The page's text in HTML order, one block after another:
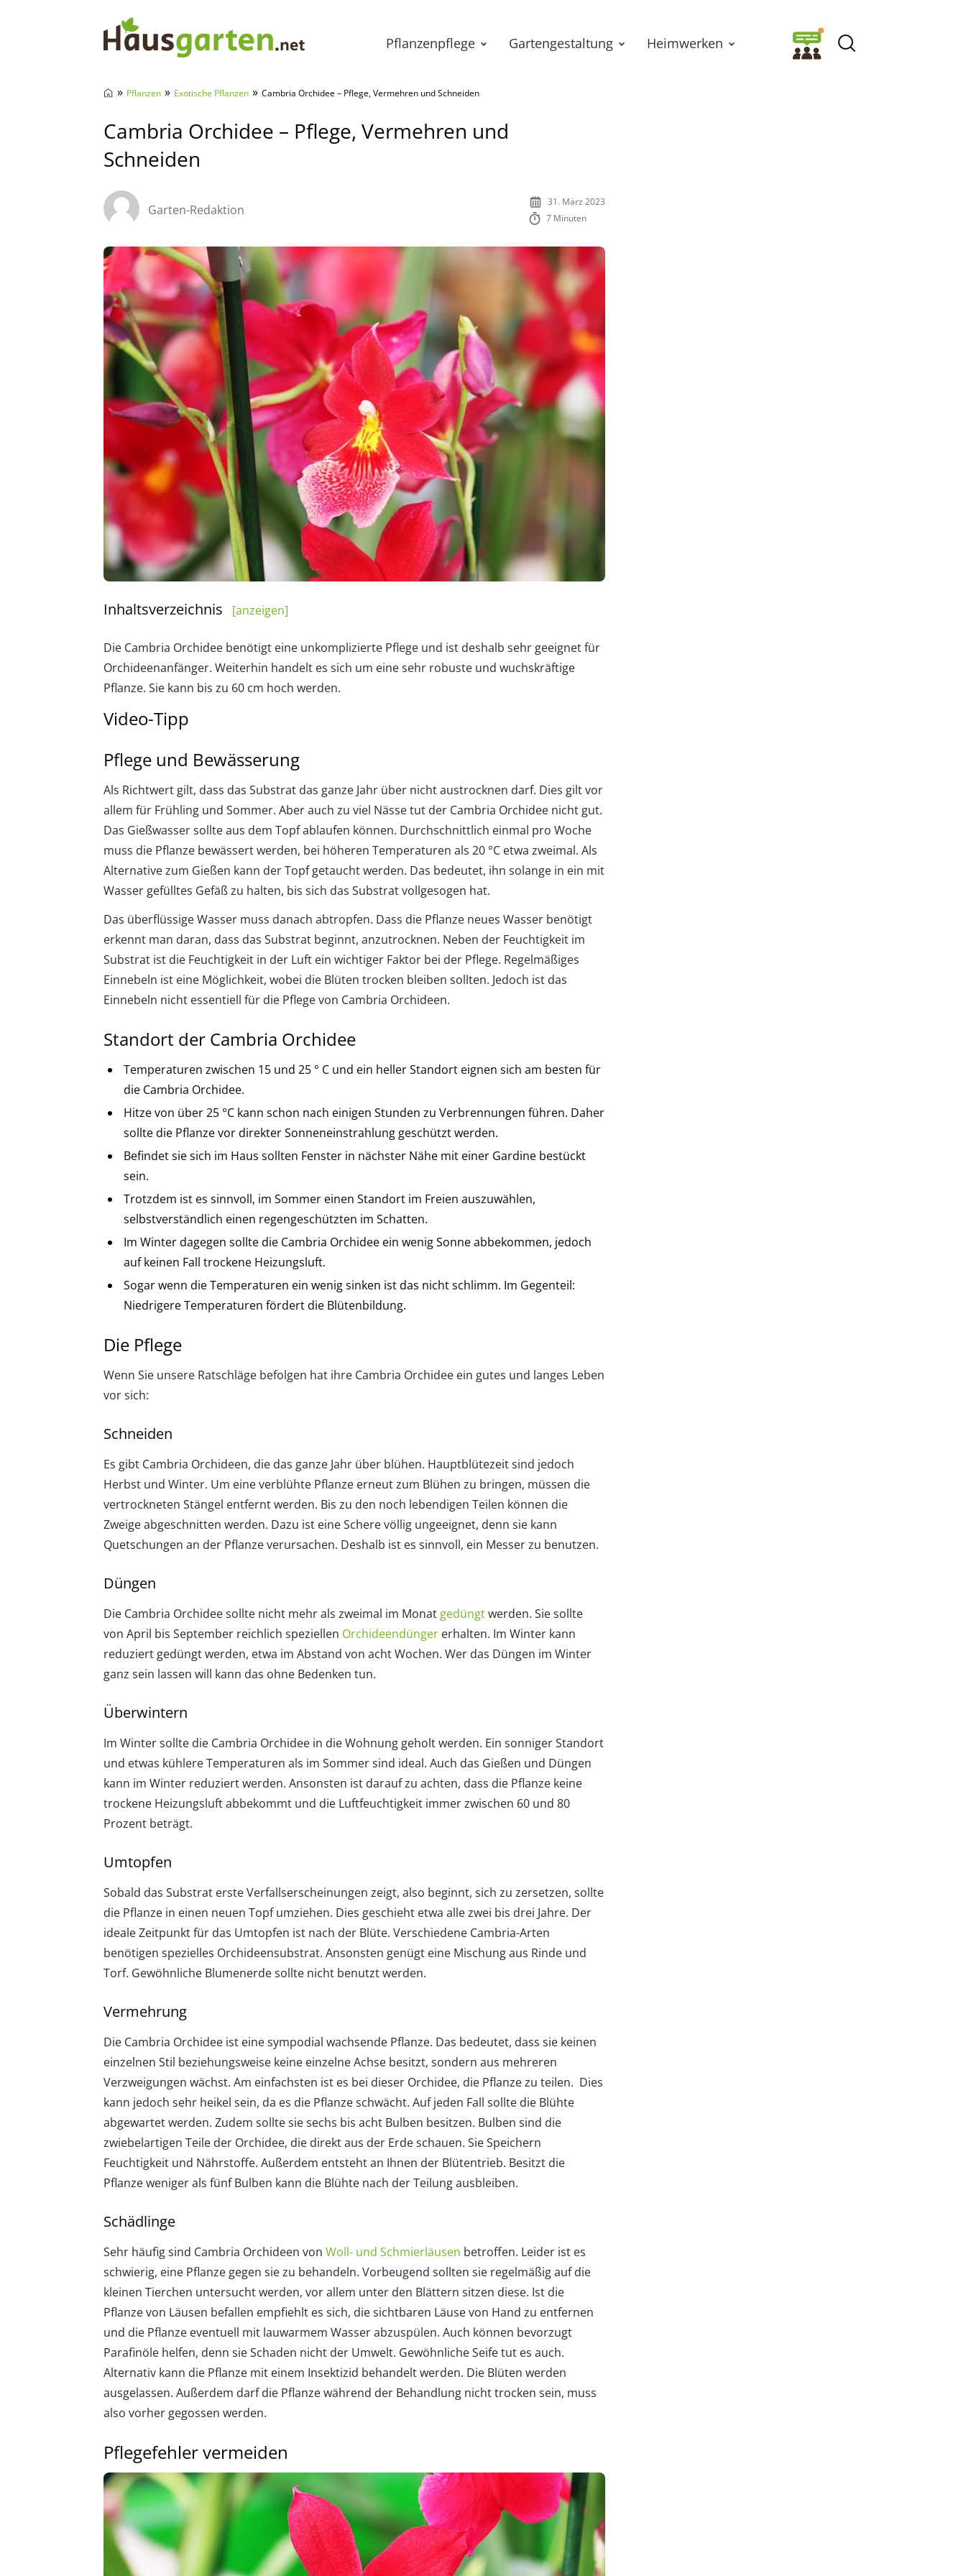
Pflanzenpflege Gartengestaltung Heimwerken
» Pflanzen » Exotische Pflanzen » Cambria Orchidee – Pflege, Vermehren und Schneiden
Cambria Orchidee – Pflege, Vermehren und
Schneiden
Garten-Redaktion
31. März 2023
7 Minuten
Inhaltsverzeichnis [anzeigen]
Die Cambria Orchidee benötigt eine unkomplizierte Pflege und ist deshalb sehr geeignet für
Orchideenanfänger. Weiterhin handelt es sich um eine sehr robuste und wuchskräftige
Pflanze. Sie kann bis zu 60 cm hoch werden.
Video-Tipp
Pflege und Bewässerung
Als Richtwert gilt, dass das Substrat das ganze Jahr über nicht austrocknen darf. Dies gilt vor
allem für Frühling und Sommer. Aber auch zu viel Nässe tut der Cambria Orchidee nicht gut.
Das Gießwasser sollte aus dem Topf ablaufen können. Durchschnittlich einmal pro Woche
muss die Pflanze bewässert werden, bei höheren Temperaturen als 20 °C etwa zweimal. Als
Alternative zum Gießen kann der Topf getaucht werden. Das bedeutet, ihn solange in ein mit
Wasser gefülltes Gefäß zu halten, bis sich das Substrat vollgesogen hat.
Das überflüssige Wasser muss danach abtropfen. Dass die Pflanze neues Wasser benötigt
erkennt man daran, dass das Substrat beginnt, anzutrocknen. Neben der Feuchtigkeit im
Substrat ist die Feuchtigkeit in der Luft ein wichtiger Faktor bei der Pflege. Regelmäßiges
Einnebeln ist eine Möglichkeit, wobei die Blüten trocken bleiben sollten. Jedoch ist das
Einnebeln nicht essentiell für die Pflege von Cambria Orchideen.
Standort der Cambria Orchidee
Temperaturen zwischen 15 und 25 ° C und ein heller Standort eignen sich am besten für
die Cambria Orchidee.
Hitze von über 25 °C kann schon nach einigen Stunden zu Verbrennungen führen. Daher
sollte die Pflanze vor direkter Sonneneinstrahlung geschützt werden.
Befindet sie sich im Haus sollten Fenster in nächster Nähe mit einer Gardine bestückt
sein.
Trotzdem ist es sinnvoll, im Sommer einen Standort im Freien auszuwählen,
selbstverständlich einen regengeschützten im Schatten.
Im Winter dagegen sollte die Cambria Orchidee ein wenig Sonne abbekommen, jedoch
auf keinen Fall trockene Heizungsluft.
Sogar wenn die Temperaturen ein wenig sinken ist das nicht schlimm. Im Gegenteil:
Niedrigere Temperaturen fördert die Blütenbildung.
Die Pflege
Wenn Sie unsere Ratschläge befolgen hat ihre Cambria Orchidee ein gutes und langes Leben
vor sich:
Schneiden
Es gibt Cambria Orchideen, die das ganze Jahr über blühen. Hauptblütezeit sind jedoch
Herbst und Winter. Um eine verblühte Pflanze erneut zum Blühen zu bringen, müssen die
vertrockneten Stängel entfernt werden. Bis zu den noch lebendigen Teilen können die
Zweige abgeschnitten werden. Dazu ist eine Schere völlig ungeeignet, denn sie kann
Quetschungen an der Pflanze verursachen. Deshalb ist es sinnvoll, ein Messer zu benutzen.
Düngen
Die Cambria Orchidee sollte nicht mehr als zweimal im Monat gedüngtwerden. Sie sollte
von April bis September reichlich speziellen Orchideendünger erhalten. Im Winter kann
reduziert gedüngt werden, etwa im Abstand von acht Wochen. Wer das Düngen im Winter
ganz sein lassen will kann das ohne Bedenken tun.
Überwintern
Im Winter sollte die Cambria Orchidee in die Wohnung geholt werden. Ein sonniger Standort
und etwas kühlere Temperaturen als im Sommer sind ideal. Auch das Gießen und Düngen
kann im Winter reduziert werden. Ansonsten ist darauf zu achten, dass die Pflanze keine
trockene Heizungsluft abbekommt und die Luftfeuchtigkeit immer zwischen 60 und 80
Prozent beträgt.
Umtopfen
Sobald das Substrat erste Verfallserscheinungen zeigt, also beginnt, sich zu zersetzen, sollte
die Pflanze in einen neuen Topf umziehen. Dies geschieht etwa alle zwei bis drei Jahre. Der
ideale Zeitpunkt für das Umtopfen ist nach der Blüte. Verschiedene Cambria-Arten
benötigen spezielles Orchideensubstrat. Ansonsten genügt eine Mischung aus Rinde und
Torf. Gewöhnliche Blumenerde sollte nicht benutzt werden.
Vermehrung
Die Cambria Orchidee ist eine sympodial wachsende Pflanze. Das bedeutet, dass sie keinen
einzelnen Stil beziehungsweise keine einzelne Achse besitzt, sondern aus mehreren
Verzweigungen wächst. Am einfachsten ist es bei dieser Orchidee, die Pflanze zu teilen. Dies
kann jedoch sehr heikel sein, da es die Pflanze schwächt. Auf jeden Fall sollte die Blühte
abgewartet werden. Zudem sollte sie sechs bis acht Bulben besitzen. Bulben sind die
zwiebelartigen Teile der Orchidee, die direkt aus der Erde schauen. Sie Speichern
Feuchtigkeit und Nährstoffe. Außerdem entsteht an Ihnen der Blütentrieb. Besitzt die
Pflanze weniger als fünf Bulben kann die Blühte nach der Teilung ausbleiben.
Schädlinge
Sehr häufig sind Cambria Orchideen von Woll- und Schmierläusen betroffen. Leider ist es
schwierig, eine Pflanze gegen sie zu behandeln. Vorbeugend sollten sie regelmäßig auf die
kleinen Tierchen untersucht werden, vor allem unter den Blättern sitzen diese. Ist die
Pflanze von Läusen befallen empfiehlt es sich, die sichtbaren Läuse von Hand zu entfernen
und die Pflanze eventuell mit lauwarmem Wasser abzuspülen. Auch können bevorzugt
Parafinöle helfen, denn sie Schaden nicht der Umwelt. Gewöhnliche Seife tut es auch.
Alternativ kann die Pflanze mit einem Insektizid behandelt werden. Die Blüten werden
ausgelassen. Außerdem darf die Pflanze während der Behandlung nicht trocken sein, muss
also vorher gegossen werden.
Pflegefehler vermeiden